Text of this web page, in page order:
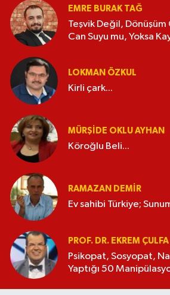
EMRE BURAK TAĞ
Teşvik Değil,
Can Suyu mu, Yoksa
LOKMAN ÖZKUL
Kirli çark...
MÜRŞIDE OKLU AYHAN
Köroğlu Beli...
RAMAZAN DEMİR
Ev sahibi Türkiye;
PROF. DR. EKREM ÇULFA
Psikopat, Sosyopat,
Yaptığı 50